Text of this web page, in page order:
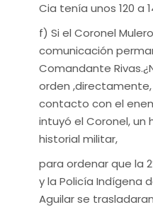
Cia tenía unos 120 a
f) Si el Coronel
comunicación
Comandante
orden
contacto con el
intuyó el Coronel, un
historial militar,
para ordenar que la
y la Policía Indígena
Aguilar se